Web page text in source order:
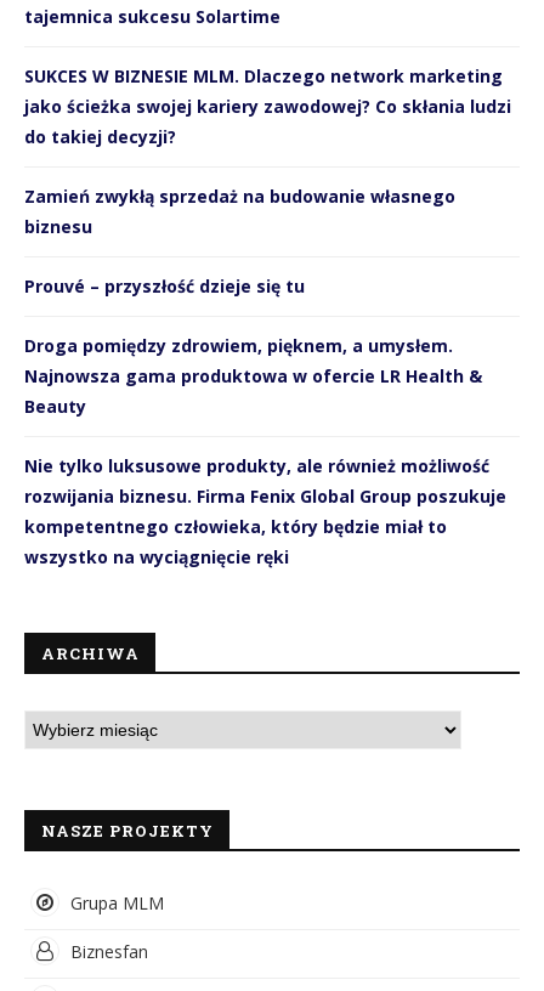
tajemnica sukcesu Solartime
SUKCES W BIZNESIE MLM. Dlaczego network marketing
jako ścieżka swojej kariery zawodowej? Co skłania ludzi
do takiej decyzji?
Zamień zwykłą sprzedaż na budowanie własnego
biznesu
Prouvé – przyszłość dzieje się tu
Droga pomiędzy zdrowiem, pięknem, a umysłem.
Najnowsza gama produktowa w ofercie LR Health &
Beauty
Nie tylko luksusowe produkty, ale również możliwość
rozwijania biznesu. Firma Fenix Global Group poszukuje
kompetentnego człowieka, który będzie miał to
wszystko na wyciągnięcie ręki
ARCHIWA
NASZE PROJEKTY
Grupa MLM
Biznesfan